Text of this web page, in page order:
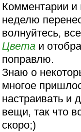
Комментарии
неделю
волнуйтесь,
Цвета и
поправлю.
Знаю о
многое
настраивать и
вещи, так что
скоро;)